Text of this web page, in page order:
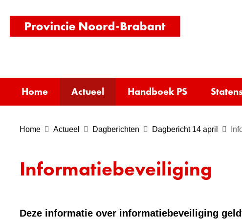
homepage)
Home Actueel Handboek PS
Home Actueel Dagberichten Dagbericht 14 april
Informatiebeveiliging
Deze informatie over informatiebeveiliging